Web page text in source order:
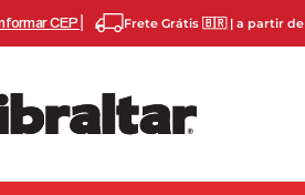
CEP Frete Grátis 🇧🇷 | a partir de